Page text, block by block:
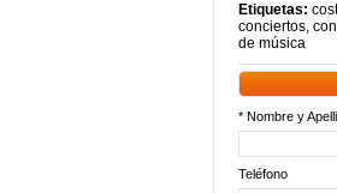
Etiquetas:
conciertos,
de música
* Nombre y
Teléfono